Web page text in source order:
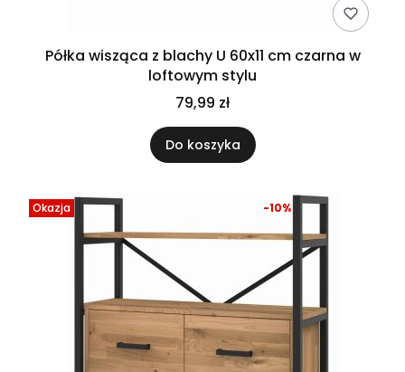
Półka wisząca z blachy U 60x11 cm czarna w
loftowym stylu
79,99 zł
Do koszyka
Okazja -10%